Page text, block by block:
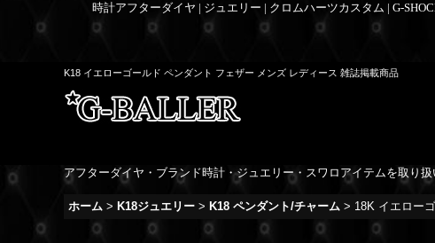
時計アフターダイヤ | ジュエリー | クロムハーツカスタム | G-
K18 イエローゴールド ペンダント フェザー メンズ レディース 雑誌掲載商品
アフターダイヤ・ブランド時計・ジュエリー・スワロアイテムを取り扱
ホーム > K18ジュエリー > K18 ペンダント/チャーム > 18K イエロー